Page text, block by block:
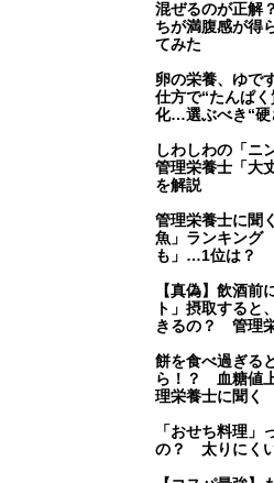
混ぜるのが正解
ちが満腹感が得
てみた
卵の栄養、ゆで
仕方で“たんぱ
化…選ぶべき“硬
しわしわの「
管理栄養士「大
を解説
管理栄養士に聞
魚」ランキング
も」…1位は？
【真偽】飲酒
ト」摂取すると
きるの？ 管理
餅を食べ過ぎる
ら！？ 血糖値
理栄養士に聞く
「おせち料理」
の？ 太りにく